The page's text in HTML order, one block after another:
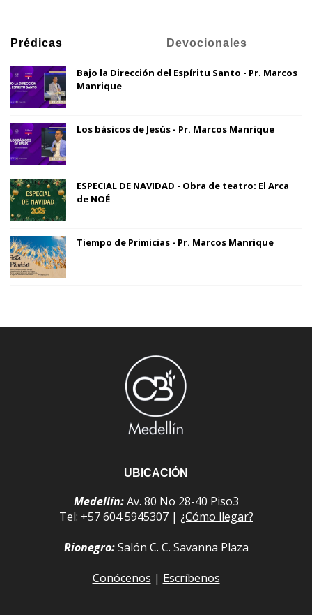
Prédicas Devocionales
Bajo la Dirección del Espíritu Santo - Pr. Marcos
Manrique
Los básicos de Jesús - Pr. Marcos Manrique
ESPECIAL DE NAVIDAD - Obra de teatro: El Arca
de NOÉ
Tiempo de Primicias - Pr. Marcos Manrique
UBICACIÓN
Medellín:Av. 80 No 28-40 Piso3
Tel: +57 604 5945307 | ¿Cómo llegar?
Rionegro:Salón C. C. Savanna Plaza
Conócenos | Escríbenos